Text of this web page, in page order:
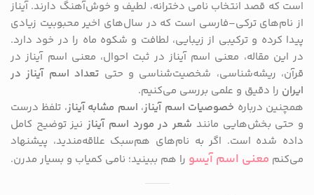
است که قصد انتخاب نامی دخترانه، لطیف و خوش‌آهنگ دارند. آیناز
از نام‌های ترکی–فارسی است که در سال‌های اخیر محبوبیت زیادی
پیدا کرده و ترکیبی از زیبایی، لطافت و شکوه ماه را در خود دارد.
در این مقاله، معنی اسم آیناز در ثبت احوال، معنی اسم آیناز در
قرآن، ریشه‌شناسی، شخصیت‌شناسی و حتی تعداد اسم آیناز در
ایران را دقیق و علمی بررسی می‌کنیم.
همچنین درباره خصوصیات اسم آیناز، اسم مشابه آیناز، تلفظ درست
و حتی بخش‌هایی مانند شعر در مورد اسم آینازنیز توضیح کامل
داده شده است. اگر به نام‌های هم‌سبک علاقه‌مندید، پیشنهاد
می‌کنم معنی اسم آیسو را هم ببینید؛ نامی کمیاب و بسیار مدرن.